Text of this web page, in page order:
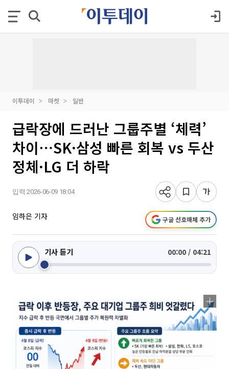
이투데이 마켓 일반
급락장에 드러난 그룹주별 ‘체력’
차이⋯SK·삼성 빠른 회복 vs 두산
정체·LG 더 하락
입력 2026-06-09 18:04
임하은 기자 구글 선호매체 추가
기사 듣기 00:00 / 04:21